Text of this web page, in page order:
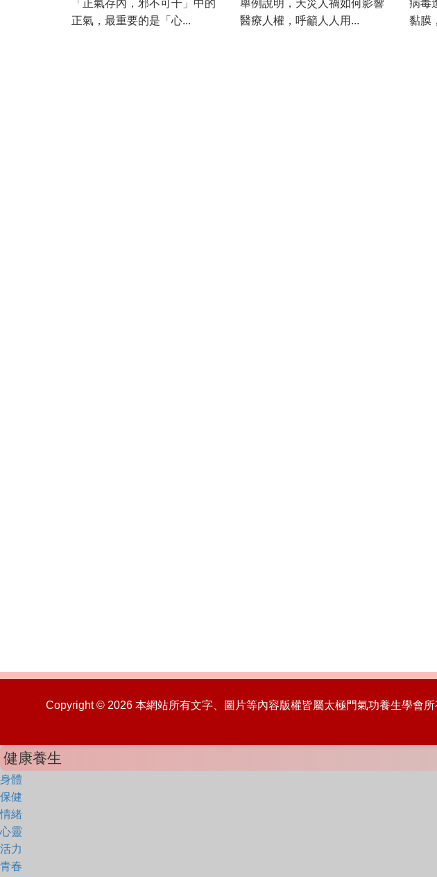
「正氣存內，邪不可干」中的
正氣，最重要的是「心...
舉例說明，天災人禍如何影響
醫療人權，呼籲人人用...
病毒
黏膜
Copyright © 2026 本網站所有文字、圖片等內容版權皆屬太極門氣功養生學
健康養生
身體
保健
情緒
心靈
活力
青春